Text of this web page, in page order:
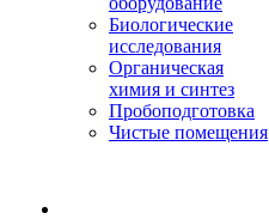
Биологические
исследования
Органическая
химия и синтез
Пробоподготовка
Чистые помещения